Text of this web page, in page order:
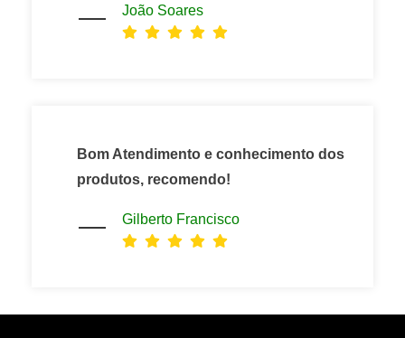
João Soares
Bom Atendimento e conhecimento dos
produtos, recomendo!
Gilberto Francisco